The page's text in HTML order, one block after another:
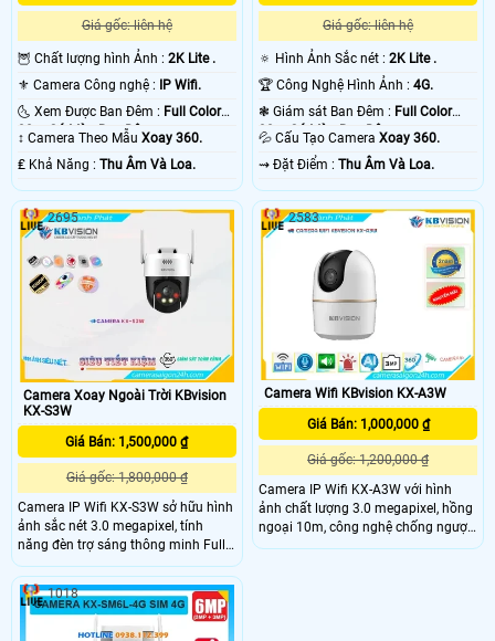
Giá gốc: liên hệ
🦉 Chất lượng hình Ảnh : 2K Lite .
⚜️ Camera Công nghệ :
IP Wifi.
🌜 Xem Được Ban Đêm : Full Color
30m Có Màu Ban Ðêm.
↕️ Camera Theo Mẫu Xoay 360.
️₤ Khả Năng : Thu Âm Và Loa.
Giá gốc: liên hệ
🔅 Hình Ảnh Sắc nét :2K Lite .
🏆 Công Nghệ Hình Ảnh :4G.
❃ Giám sát Ban Đêm : Full Color
30m Có Màu Ban Ðêm.
💦 Cấu Tạo CameraXoay 360.
️⇝ Đặt Điểm :Thu Âm Và Loa.
Camera Xoay Ngoài Trời KBvision
KX-S3W
Giá Bán: 1,500,000 ₫
Giá gốc: 1,800,000 ₫
Camera IP Wifi KX-S3W sở hữu hình
ảnh sắc nét 3.0 megapixel, tính
năng đèn trợ sáng thông minh Full
Color 30m, khả năng chống ngược
sáng DWDR cùng khả năng quay
xoay 360 độ và chuẩn IP67 giúp
cho camera có thể lắp đặt được ở
2695
Camera Wifi KBvision KX-A3W
Giá Bán: 1,000,000 ₫
Giá gốc: 1,200,000 ₫
Camera IP Wifi KX-A3W với hình
ảnh chất lượng 3.0 megapixel, hồng
ngoại 10m, công nghệ chống ngược
sáng DWDR, khả năng quay xoay
2583
1018